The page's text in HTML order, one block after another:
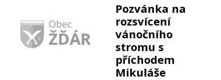
Pozvánka na
rozsvícení
vánočního
stromu s
příchodem
Mikuláše